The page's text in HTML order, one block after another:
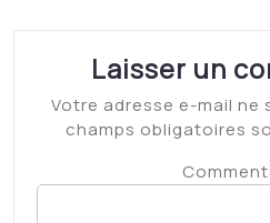
Laisser un
Votre adresse e-mail ne
champs obligatoires